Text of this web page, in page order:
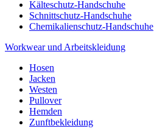
Kälteschutz-Handschuhe
Schnittschutz-Handschuhe
Chemikalienschutz-Handschuhe
Workwear und Arbeitskleidung
Hosen
Jacken
Westen
Pullover
Hemden
Zunftbekleidung